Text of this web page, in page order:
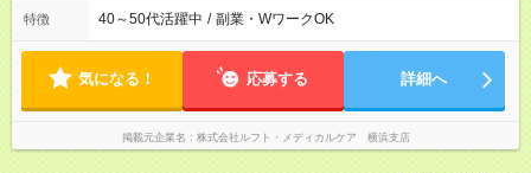
特徴 40～50代活躍中 / 副業・WワークOK
気になる！ 応募する 詳細へ
掲載元企業名 株式会社ルフト・メディカルケア 横浜支店